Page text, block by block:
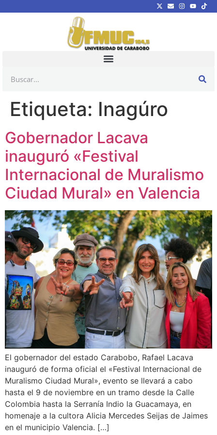
Etiqueta: Inagúro
Gobernador Lacava
inauguró «Festival
Internacional de Muralismo
Ciudad Mural» en Valencia
El gobernador del estado Carabobo, Rafael Lacava
inauguró de forma oficial el «Festival Internacional de
Muralismo Ciudad Mural», evento se llevará a cabo
hasta el 9 de noviembre en un tramo desde la Calle
Colombia hasta la Serranía Indio la Guacamaya, en
homenaje a la cultora Alicia Mercedes Seijas de Jaimes
en el municipio Valencia. […]